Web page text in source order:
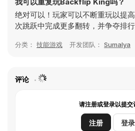
绝对可以！玩家可以不断重玩以提
次跳跃中完成更多翻转，并争夺排行
分类： 技能游戏 开发团队： Sumalya
评论
请注册或登录以提交
注册 登录